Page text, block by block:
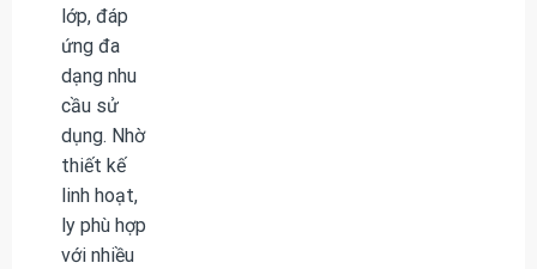
lớp, đáp
ứng đa
dạng nhu
cầu sử
dụng. Nhờ
thiết kế
linh hoạt,
ly phù hợp
với nhiều